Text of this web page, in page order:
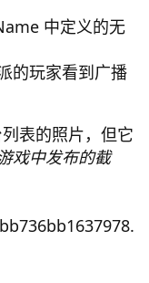
中定义的无
的玩家看到广播
表的照片，但它
戏中发布的截